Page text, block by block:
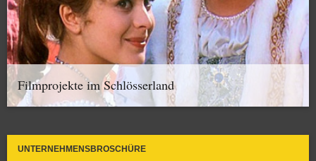
Filmprojekte im Schlösserland
UNTERNEHMENSBROSCHÜRE